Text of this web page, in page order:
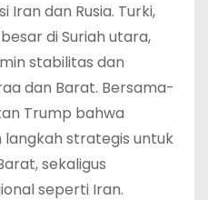
Iran dan Rusia. Turki,
di Suriah utara,
stabilitas dan
dan Barat. Bersama-
Trump bahwa
strategis untuk
sekaligus
seperti Iran.